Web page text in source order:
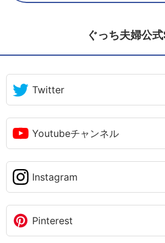
ぐっち夫婦公
Twitter
Youtubeチャンネル
Instagram
Pinterest